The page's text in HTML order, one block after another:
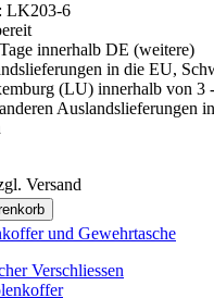
LK203-6
innerhalb DE (weitere)
in die EU,
(LU) innerhalb von 3
Auslandslieferungen